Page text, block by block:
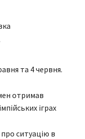
та 4 червня.
отримав
іграх
ситуацію в